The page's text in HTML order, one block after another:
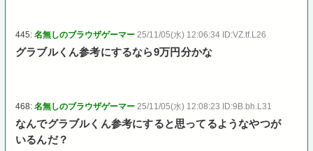
445:名無しのブラウザゲーマー 25/11/05(水) 12:06:34 ID:VZ.tf.L26
グラブルくん参考にするなら9万円分かな
468:名無しのブラウザゲーマー 25/11/05(水) 12:08:23 ID:9B.bh.L31
なんでグラブルくん参考にすると思ってるようなやつが
いるんだ？